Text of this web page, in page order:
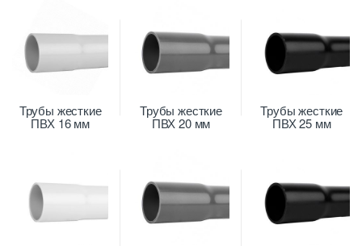
Трубы жесткие
ПВХ 16 мм
Трубы жесткие
ПВХ 20 мм
Трубы жесткие
ПВХ 25 мм